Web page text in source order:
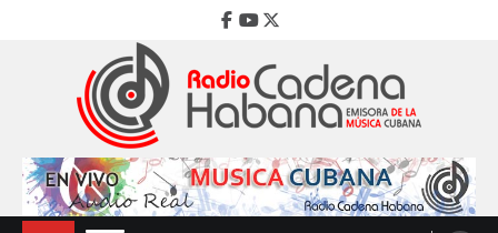
Facebook
Youtube
Twitter
Radio Cadena Habana
Emisora de la Música Cubana